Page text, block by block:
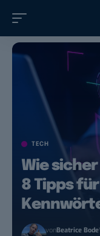
TECH
Wie
8 Tipps
vonBeatrice Bode